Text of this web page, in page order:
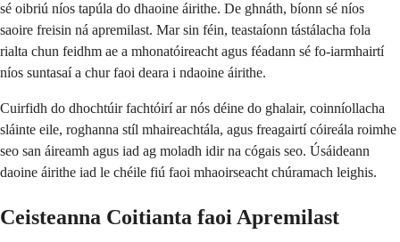
sé oibriú níos tapúla do dhaoine áirithe. De ghnáth, bíonn sé níos
saoire freisin ná apremilast. Mar sin féin, teastaíonn tástálacha fola
rialta chun feidhm ae a mhonatóireacht agus féadann sé fo-iarmhairtí
níos suntasaí a chur faoi deara i ndaoine áirithe.
Cuirfidh do dhochtúir fachtóirí ar nós déine do ghalair, coinníollacha
sláinte eile, roghanna stíl mhaireachtála, agus freagairtí cóireála roimhe
seo san áireamh agus iad ag moladh idir na cógais seo. Úsáideann
daoine áirithe iad le chéile fiú faoi mhaoirseacht chúramach leighis.
Ceisteanna Coitianta faoi Apremilast